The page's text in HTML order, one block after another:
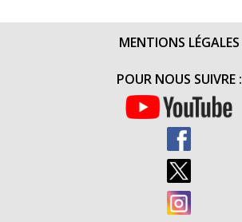
MENTIONS LÉGALES
POUR NOUS SUIVRE :